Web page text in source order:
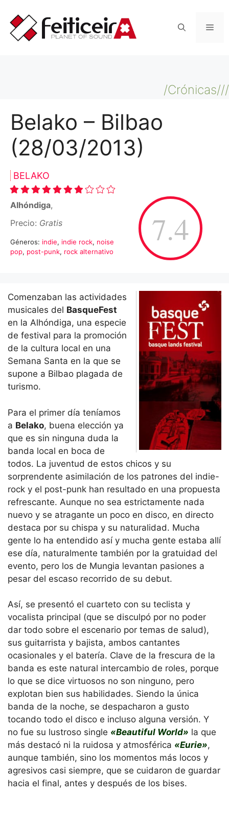
contenido
/Crónicas///
Belako – Bilbao
(28/03/2013)
BELAKO
7.4
Alhóndiga,
Precio: Gratis
Géneros: indie, indie rock, noise
pop, post-punk, rock alternativo
Comenzaban las actividades
musicales del BasqueFest
en la Alhóndiga, una especie
de festival para la promoción
de la cultura local en una
Semana Santa en la que se
supone a Bilbao plagada de
turismo.
Para el primer día teníamos
a Belako, buena elección ya
que es sin ninguna duda la
banda local en boca de
todos. La juventud de estos chicos y su
sorprendente asimilación de los patrones del indie-
rock y el post-punk han resultado en una propuesta
refrescante. Aunque no sea estrictamente nada
nuevo y se atragante un poco en disco, en directo
destaca por su chispa y su naturalidad. Mucha
gente lo ha entendido así y mucha gente estaba allí
ese día, naturalmente también por la gratuidad del
evento, pero los de Mungia levantan pasiones a
pesar del escaso recorrido de su debut.
Así, se presentó el cuarteto con su teclista y
vocalista principal (que se disculpó por no poder
dar todo sobre el escenario por temas de salud),
sus guitarrista y bajista, ambos cantantes
ocasionales y el batería. Clave de la frescura de la
banda es este natural intercambio de roles, porque
lo que se dice virtuosos no son ninguno, pero
explotan bien sus habilidades. Siendo la única
banda de la noche, se despacharon a gusto
tocando todo el disco e incluso alguna versión. Y
no fue su lustroso single «Beautiful World» la que
más destacó ni la ruidosa y atmosférica «Eurie»,
aunque también, sino los momentos más locos y
agresivos casi siempre, que se cuidaron de guardar
hacia el final, antes y después de los bises.